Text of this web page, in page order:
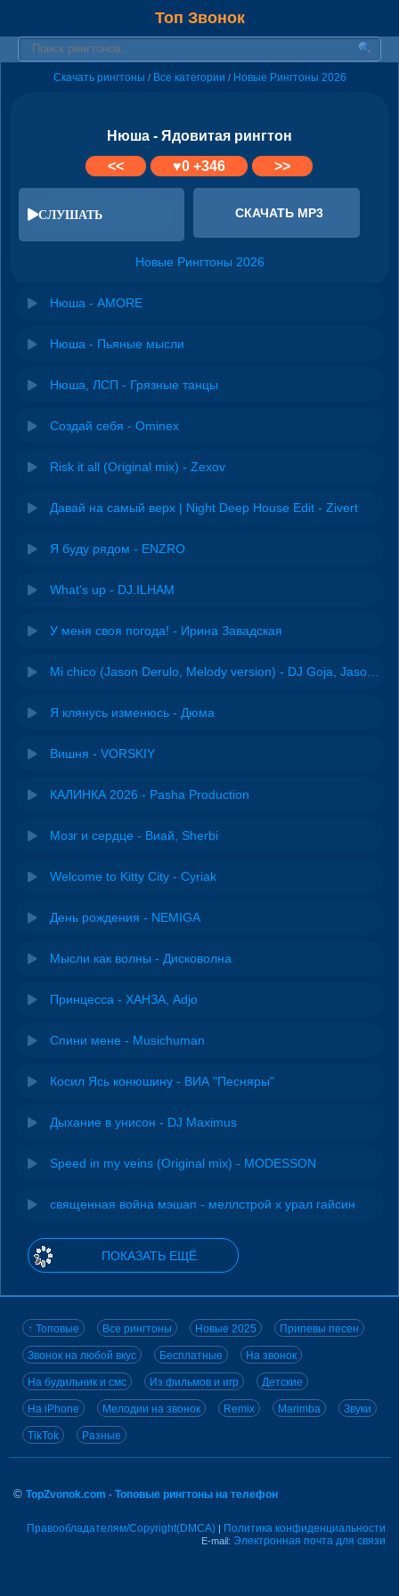
Топ Звонок
Скачать рингтоны / Все категории / Новые Рингтоны 2026
Нюша - Ядовитая рингтон
<<
♥0+346 >>
СЛУШАТЬ СКАЧАТЬ MP3
Новые Рингтоны 2026
Нюша - AMORE
Нюша - Пьяные мысли
Нюша, ЛСП - Грязные танцы
Создай себя - Ominex
Risk it all (Original mix) - Zexov
Давай на самый верх | Night Deep House Edit - Zivert
Я буду рядом - ENZRO
What's up - DJ.ILHAM
У меня своя погода! - Ирина Завадская
Я клянусь изменюсь - Дюма
Вишня - VORSKIY
КАЛИНКА 2026 - Pasha Production
Мозг и сердце - Виай, Sherbi
Welcome to Kitty City - Cyriak
День рождения - NEMIGA
Мысли как волны - Дисковолна
Принцесса - ХАНЗА, Adjo
Спини мене - Musichuman
Косил Ясь конюшину - ВИА "Песняры"
Дыхание в унисон - DJ Maximus
Speed in my veins (Original mix) - MODESSON
священная война мэшап - меллстрой х урал гайсин
ПОКАЗАТЬ ЕЩЁ
↑ Топовые Все рингтоны Новые 2025 Припевы песен
Звонок на любой вкус Бесплатные На звонок
На будильник и смс Из фильмов и игр Детские
На iPhone Мелодии на звонок Remix Marimba Звуки
TikTok Разные
© TopZvonok.com - Топовые рингтоны на телефон
Правообладателям/Copyright(DMCA) | Политика конфиденциальности
E-mail: Электронная почта для связи